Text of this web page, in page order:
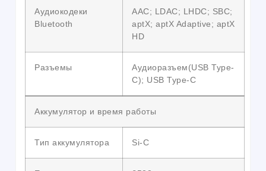
Аудиокодеки
Bluetooth
AAC; LDAC; LHDC; SBC;
aptX; aptX Adaptive; aptX
HD
Разъемы
Аудиоразъем(USB Type-
C); USB Type-C
Аккумулятор и время работы
Тип аккумулятора Si-C